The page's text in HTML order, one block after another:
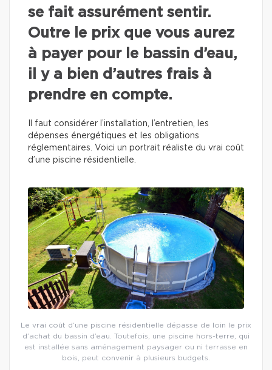
se fait assurément sentir.
Outre le prix que vous aurez
à payer pour le bassin d’eau,
il y a bien d’autres frais à
prendre en compte.
Il faut considérer l’installation, l’entretien, les
dépenses énergétiques et les obligations
réglementaires. Voici un portrait réaliste du vrai coût
d’une piscine résidentielle.
Le vrai coût d’une piscine résidentielle dépasse de loin le prix
d’achat du bassin d’eau. Toutefois, une piscine hors-terre, qui
est installée sans aménagement paysager ou ni terrasse en
bois, peut convenir à plusieurs budgets.